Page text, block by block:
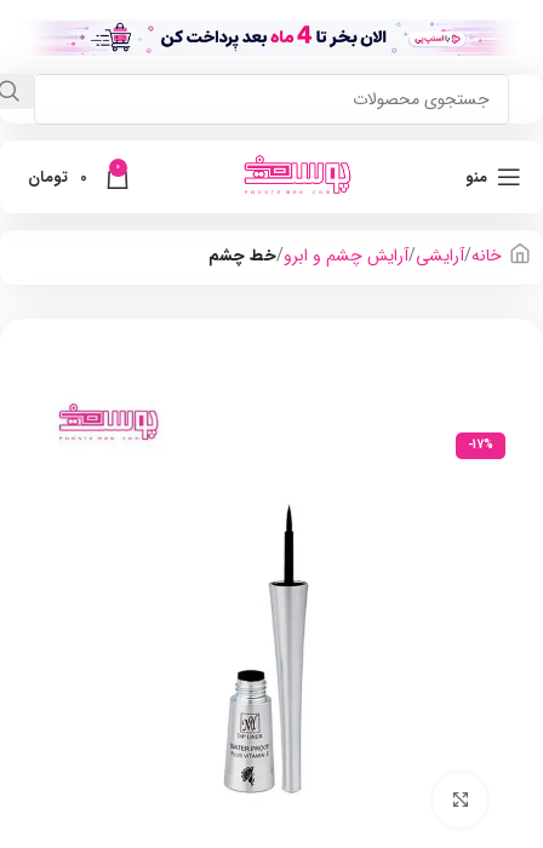
منو 0
0 تومان
خانه آرایشی آرایش چشم و ابرو خط چشم
-17%